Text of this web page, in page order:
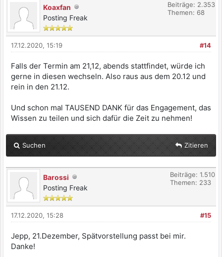
Koaxfan
Posting Freak
Beiträge: 2.353
Themen: 68
#14
17.12.2020, 15:19
Falls der Termin am 21,12, abends stattfindet, würde ich
gerne in diesen wechseln. Also raus aus dem 20.12 und
rein in den 21.12.
Und schon mal TAUSEND DANK für das Engagement, das
Wissen zu teilen und sich dafür die Zeit zu nehmen!
Suchen Zitieren
Barossi
Posting Freak
Beiträge: 1.510
Themen: 233
#15
17.12.2020, 15:28
Jepp, 21.Dezember, Spätvorstellung passt bei mir.
Danke!